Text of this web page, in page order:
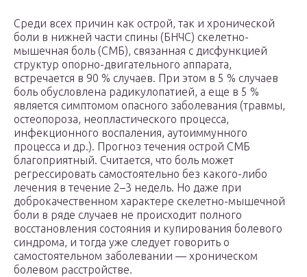
Среди всех причин как острой, так и хронической
боли в нижней части спины (БНЧС) скелетно-
мышечная боль (СМБ), связанная с дисфункцией
структур опорно-двигательного аппарата,
встречается в 90 % случаев. При этом в 5 % случаев
боль обусловлена радикулопатией, а еще в 5 %
является симптомом опасного заболевания (травмы,
остеопороза, неопластического процесса,
инфекционного воспаления, аутоиммунного
процесса и др.). Прогноз течения острой СМБ
благоприятный. Считается, что боль может
регрессировать самостоятельно без какого-либо
лечения в течение 2–3 недель. Но даже при
доброкачественном характере скелетно-мышечной
боли в ряде случаев не происходит полного
восстановления состояния и купирования болевого
синдрома, и тогда уже следует говорить о
самостоятельном заболевании — хроническом
болевом расстройстве.